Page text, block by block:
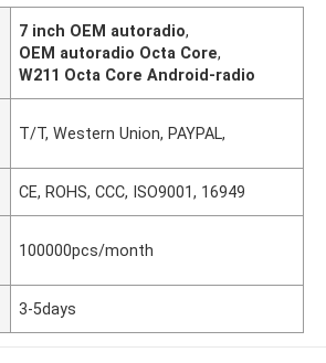
7 inch OEM autoradio,
OEM autoradio Octa Core,
W211 Octa Core Android-radio
T/T, Western Union, PAYPAL,
CE, ROHS, CCC, ISO9001, 16949
100000pcs/month
3-5days